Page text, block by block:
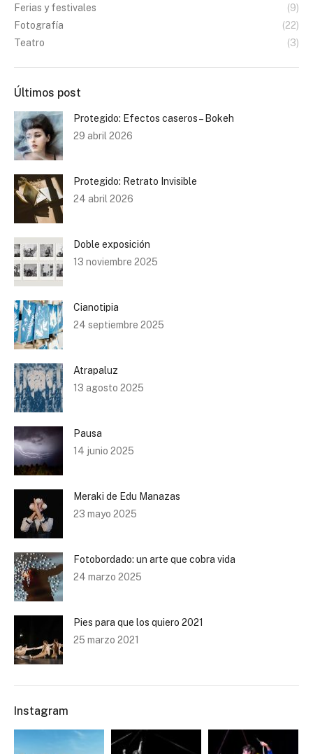
Ferias y festivales
(9)
Fotografía
(22)
Teatro
(3)
Últimos post
Protegido: Efectos caseros – Bokeh
29 abril 2026
Protegido: Retrato Invisible
24 abril 2026
Doble exposición
13 noviembre 2025
Cianotipia
24 septiembre 2025
Atrapaluz
13 agosto 2025
Pausa
14 junio 2025
Meraki de Edu Manazas
23 mayo 2025
Fotobordado: un arte que cobra vida
24 marzo 2025
Pies para que los quiero 2021
25 marzo 2021
Instagram